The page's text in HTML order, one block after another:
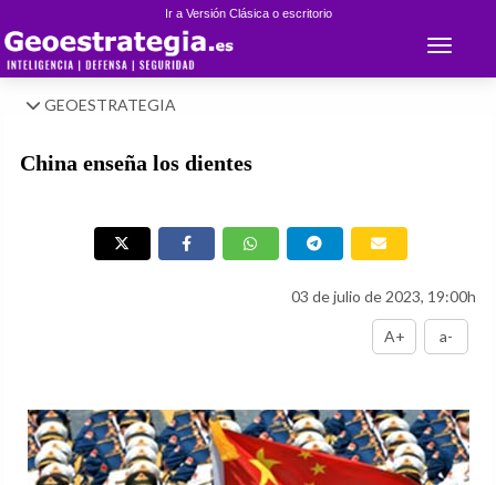
Ir a Versión Clásica o escritorio
Toggle
GEOESTRATEGIA
China enseña los dientes
03 de julio de 2023, 19:00h
A+ a-